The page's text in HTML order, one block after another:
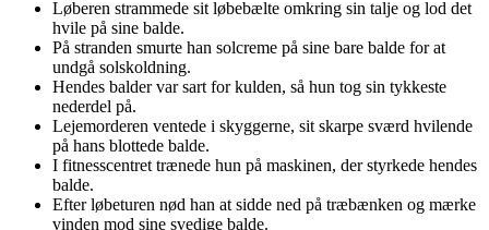
Løberen strammede sit løbebælte omkring sin talje og lod det
hvile på sine balde.
På stranden smurte han solcreme på sine bare balde for at
undgå solskoldning.
Hendes balder var sart for kulden, så hun tog sin tykkeste
nederdel på.
Lejemorderen ventede i skyggerne, sit skarpe sværd hvilende
på hans blottede balde.
I fitnesscentret trænede hun på maskinen, der styrkede hendes
balde.
Efter løbeturen nød han at sidde ned på træbænken og mærke
vinden mod sine svedige balde.